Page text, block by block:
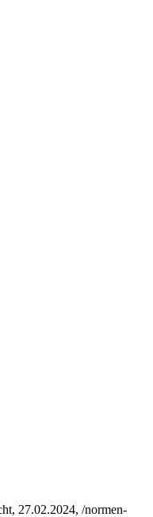
27.02.2024, /normen-